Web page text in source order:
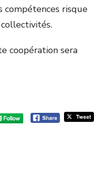
compétences risque
coopération sera